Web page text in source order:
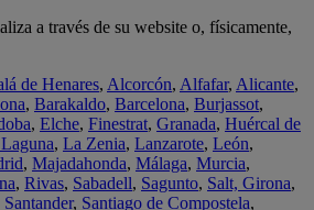
a través de su website o, físicamente,
de Henares, Alcorcón, Alfafar, Alicante,
, Barakaldo, Barcelona, Burjassot,
, Elche, Finestrat, Granada, Huércal de
, La Zenia, Lanzarote, León,
, Majadahonda, Málaga, Murcia,
, Rivas, Sabadell, Sagunto, Salt, Girona,
Santander, Santiago de Compostela,